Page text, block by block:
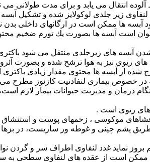
انتقال می یابد و برای مدت طولانی می
زیر جلدی لوكولایز شده و تشكیل
آبسه ها ممكن است در ارگانهای داخلی
است آبسه ها بصورت یك تورم ضخیم
شدن آبسه های زیرجلدی منتقل می شود
ریوی نیز به هوا ترشح شده و بصورت
شده از آبسه ها محتوی مقدار زیادی
خصوص بیماری لنفادنیت كازئوز مطرح می
هنگام درمان و مدیریت حیوانات بیمار
ریوی است .
موكوسی ، زخمهای پوست و استنشاق
پشم چینی و غوطه ور سازیست، در
نماید غدد لنفاوی اطراف سر و گردن
است از عقده های لنفاوی سطحی به سایر